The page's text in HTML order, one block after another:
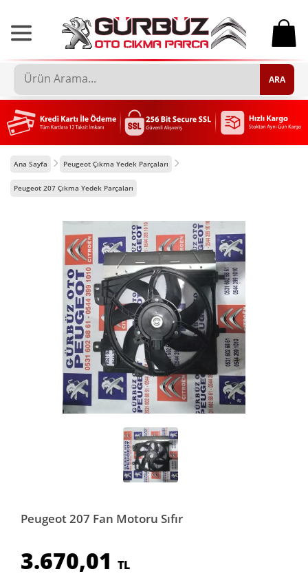
0
ARA
Ana Sayfa Peugeot Çıkma Yedek Parçaları
Peugeot 207 Çıkma Yedek Parçaları
Peugeot 207 Fan Motoru Sıfır
3.670,01 TL